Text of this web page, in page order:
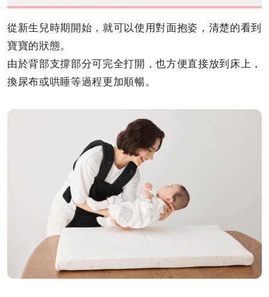
從新生兒時期開始，就可以使用對面抱姿，清楚的看到
寶寶的狀態。
由於背部支撐部分可完全打開，也方便直接放到床上，
換尿布或哄睡等過程更加順暢。